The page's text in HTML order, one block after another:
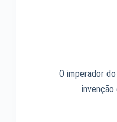
O imperador